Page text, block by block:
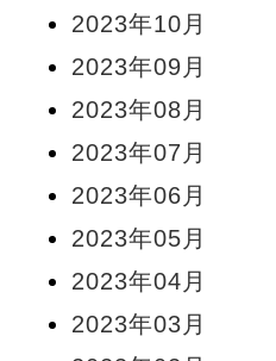
2023年10月
2023年09月
2023年08月
2023年07月
2023年06月
2023年05月
2023年04月
2023年03月